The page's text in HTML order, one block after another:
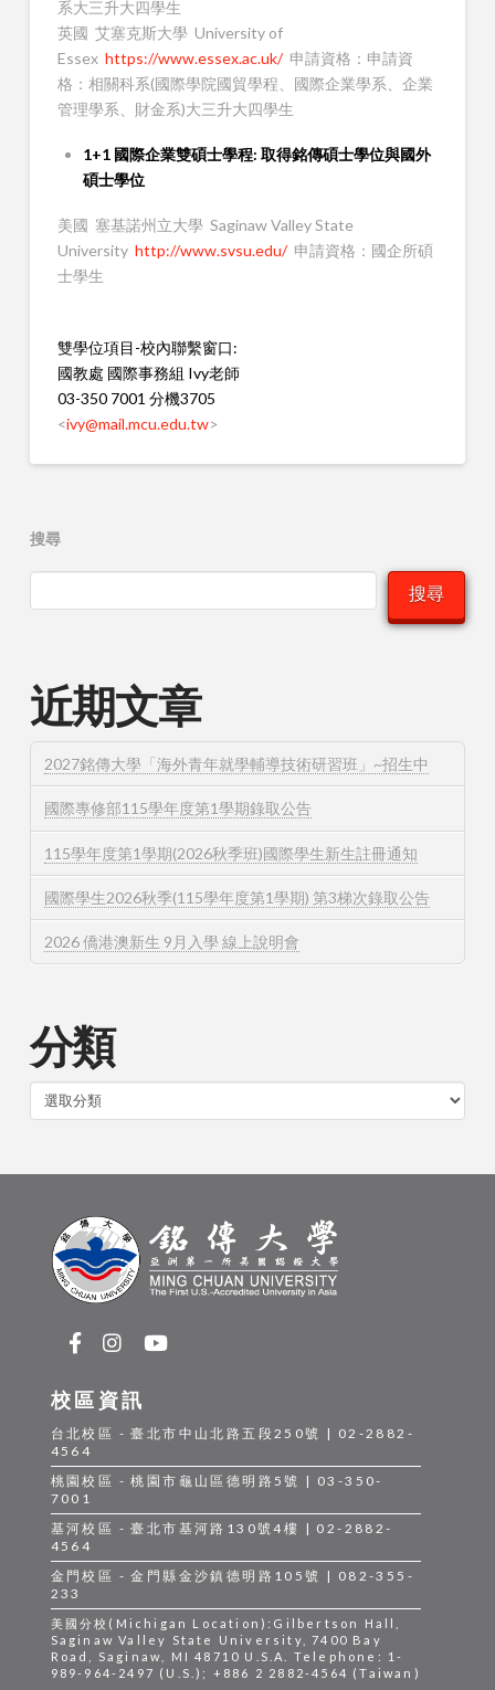
系大三升大四學生
英國 艾塞克斯大學 University of
Essex https://www.essex.ac.uk/申請資格：申請資
格：相關科系(國際學院國貿學程、國際企業學系、企業
管理學系、財金系)大三升大四學生
1+1 國際企業雙碩士學程: 取得銘傳碩士學位與國外
碩士學位
美國 塞基諾州立大學 Saginaw Valley State
University http://www.svsu.edu/申請資格：國企所碩
士學生
雙學位項目-校內聯繫窗口:
國教處 國際事務組 Ivy老師
03-350 7001 分機3705
<ivy@mail.mcu.edu.tw>
搜尋
搜尋
近期文章
2027銘傳大學「海外青年就學輔導技術研習班」~招生中
國際專修部115學年度第1學期錄取公告
115學年度第1學期(2026秋季班)國際學生新生註冊通知
國際學生2026秋季(115學年度第1學期) 第3梯次錄取公告
2026 僑港澳新生 9月入學 線上說明會
分類
類
校區資訊
台北校區 - 臺北市中山北路五段250號 | 02-2882-
4564
桃園校區 - 桃園市龜山區德明路5號 | 03-350-
7001
基河校區 - 臺北市基河路130號4樓 | 02-2882-
4564
金門校區 - 金門縣金沙鎮德明路105號 | 082-355-
233
美國分校(Michigan Location):Gilbertson Hall,
Saginaw Valley State University, 7400 Bay
Road, Saginaw, MI 48710 U.S.A. Telephone: 1-
989-964-2497 (U.S.); +886 2 2882-4564 (Taiwan)